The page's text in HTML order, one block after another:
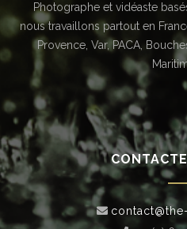
Photographe et vidéaste
nous travaillons partout en
Provence, Var, PACA,